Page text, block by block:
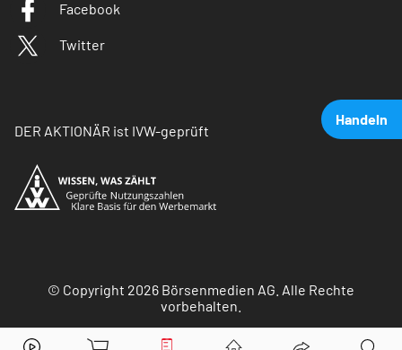
Handeln
Facebook
Twitter
DER AKTIONÄR ist IVW-geprüft
© Copyright 2026 Börsenmedien AG. Alle Rechte
vorbehalten.